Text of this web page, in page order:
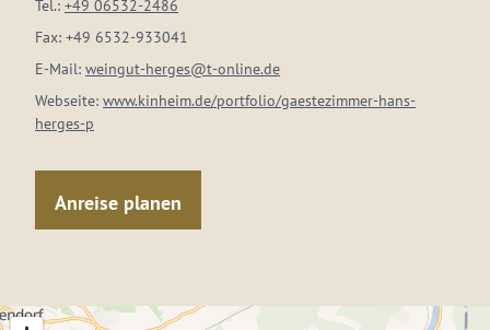
Tel.: +49 06532-2486
Fax: +49 6532-933041
E-Mail: weingut-herges@t-online.de
Webseite: www.kinheim.de/portfolio/gaestezimmer-hans-
herges-p
Anreise planen